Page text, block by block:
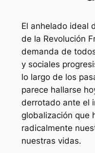
El anhelado ideal
de la Revolución
demanda de
y sociales
lo largo de los
parece hallarse
derrotado ante el
globalización que
radicalmente
nuestras vidas.